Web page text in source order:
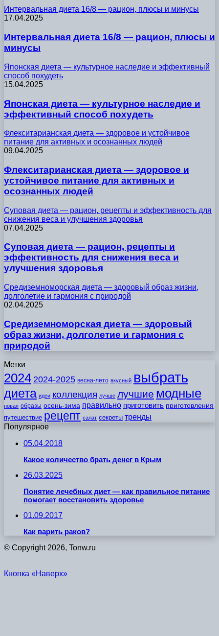
Интервальная диета 16/8 — рацион, плюсы и минусы
17.04.2025
Интервальная диета 16/8 — рацион, плюсы и
минусы
Японская диета — культурное наследие и эффективный
способ похудеть
15.04.2025
Японская диета — культурное наследие и
эффективный способ похудеть
Флекситарианская диета — здоровое и устойчивое
питание для активных и осознанных людей
09.04.2025
Флекситарианская диета — здоровое и
устойчивое питание для активных и
осознанных людей
Суповая диета — рацион, рецепты и эффективность для
снижения веса и улучшения здоровья
07.04.2025
Суповая диета — рацион, рецепты и
эффективность для снижения веса и
улучшения здоровья
Средиземноморская диета — здоровый образ жизни,
долголетие и гармония с природой
02.04.2025
Средиземноморская диета — здоровый
образ жизни, долголетие и гармония с
природой
Метки
2024 2024-2025 весна-лето вкусный выбрать
диета идеи коллекция лучше лучшие модные
новая образы осень-зима правильно приготовить приготовления
путешествие рецепт салат секреты тренды
Популярное
05.04.2018
Какое количество брать денег в Крым
26.03.2025
Понятие лечебных диет — как правильное питание
помогает восстановить здоровье
01.09.2017
Как варить раков?
© Copyright 2026, Tonw.ru
Кнопка «Наверх»